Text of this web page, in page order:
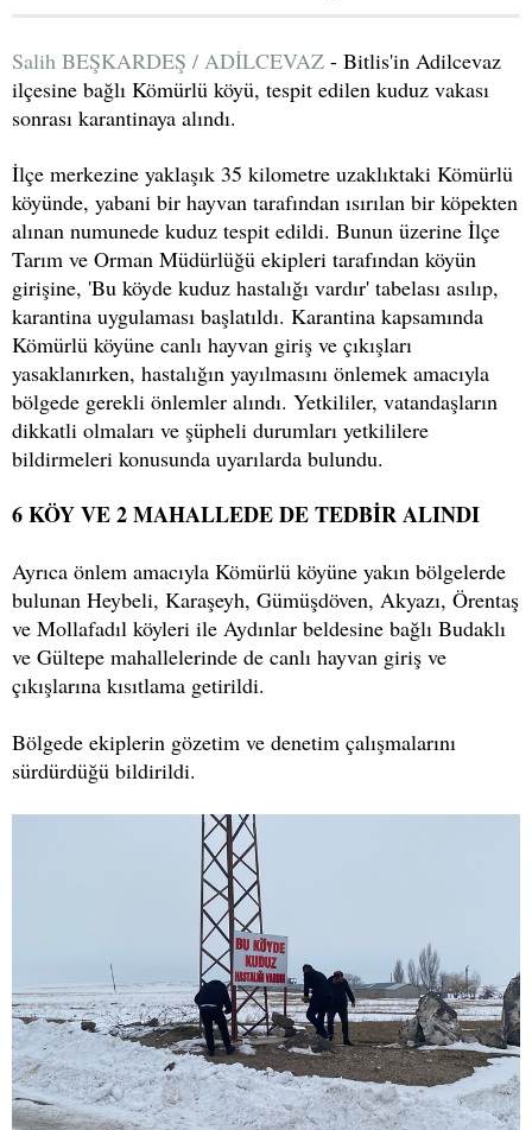
Salih BEŞKARDEŞ / ADİLCEVAZ - Bitlis'in Adilcevaz
ilçesine bağlı Kömürlü köyü, tespit edilen kuduz vakası
sonrası karantinaya alındı.
İlçe merkezine yaklaşık 35 kilometre uzaklıktaki Kömürlü
köyünde, yabani bir hayvan tarafından ısırılan bir köpekten
alınan numunede kuduz tespit edildi. Bunun üzerine İlçe
Tarım ve Orman Müdürlüğü ekipleri tarafından köyün
girişine, 'Bu köyde kuduz hastalığı vardır' tabelası asılıp,
karantina uygulaması başlatıldı. Karantina kapsamında
Kömürlü köyüne canlı hayvan giriş ve çıkışları
yasaklanırken, hastalığın yayılmasını önlemek amacıyla
bölgede gerekli önlemler alındı. Yetkililer, vatandaşların
dikkatli olmaları ve şüpheli durumları yetkililere
bildirmeleri konusunda uyarılarda bulundu.
6 KÖY VE 2 MAHALLEDE DE TEDBİR ALINDI
Ayrıca önlem amacıyla Kömürlü köyüne yakın bölgelerde
bulunan Heybeli, Karaşeyh, Gümüşdöven, Akyazı, Örentaş
ve Mollafadıl köyleri ile Aydınlar beldesine bağlı Budaklı
ve Gültepe mahallelerinde de canlı hayvan giriş ve
çıkışlarına kısıtlama getirildi.
Bölgede ekiplerin gözetim ve denetim çalışmalarını
sürdürdüğü bildirildi.